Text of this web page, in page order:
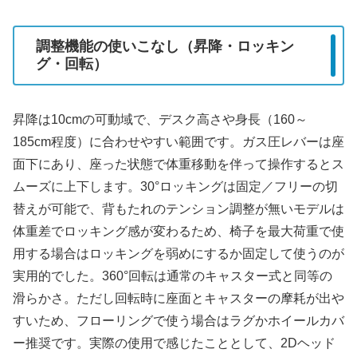
調整機能の使いこなし（昇降・ロッキン
グ・回転）
昇降は10cmの可動域で、デスク高さや身長（160～
185cm程度）に合わせやすい範囲です。ガス圧レバーは座
面下にあり、座った状態で体重移動を伴って操作するとス
ムーズに上下します。30°ロッキングは固定／フリーの切
替えが可能で、背もたれのテンション調整が無いモデルは
体重差でロッキング感が変わるため、椅子を最大荷重で使
用する場合はロッキングを弱めにするか固定して使うのが
実用的でした。360°回転は通常のキャスター式と同等の
滑らかさ。ただし回転時に座面とキャスターの摩耗が出や
すいため、フローリングで使う場合はラグかホイールカバ
ー推奨です。実際の使用で感じたこととして、2Dヘッド